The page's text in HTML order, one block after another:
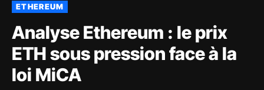
ETHEREUM
Analyse Ethereum : le prix
ETH sous pression face à la
loi MiCA